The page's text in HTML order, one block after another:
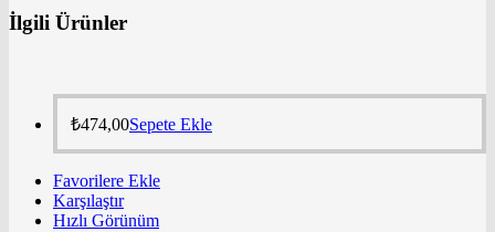
İlgili Ürünler
₺474,00Sepete Ekle
Favorilere Ekle
Karşılaştır
Hızlı Görünüm